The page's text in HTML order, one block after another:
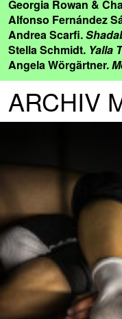
Georgia Rowan &
Alfonso Fernández
Andrea Scarfi.
Stella Schmidt. Yalla
Angela Wörgärtner.
ARCHIV